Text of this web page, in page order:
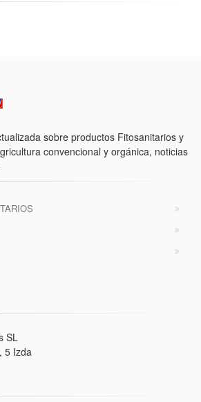
sobre productos Fitosanitarios y
convencional y orgánica, noticias
SL
5 Izda